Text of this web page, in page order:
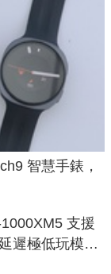
智慧手錶，
支援
遲極低玩模擬